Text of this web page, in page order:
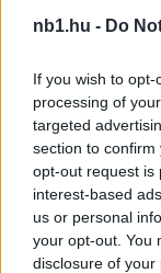
nb1.hu - Do
If you wish to
processing of
targeted
section to
opt-out request is
interest-based
us or personal
your opt-out. You
disclosure of
Replay UnmuteLoaded:
0%
Szöveg